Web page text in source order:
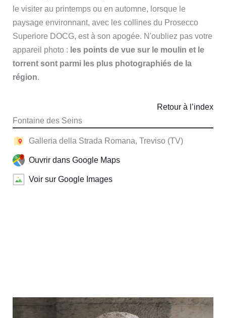
le visiter au printemps ou en automne, lorsque le
paysage environnant, avec les collines du Prosecco
Superiore DOCG, est à son apogée. N'oubliez pas votre
appareil photo : les points de vue sur le moulin et le
torrent sont parmi les plus photographiés de la
région.
Fontaine des Seins
Retour à l’index
Galleria della Strada Romana, Treviso (TV)
Ouvrir dans Google Maps
Voir sur Google Images